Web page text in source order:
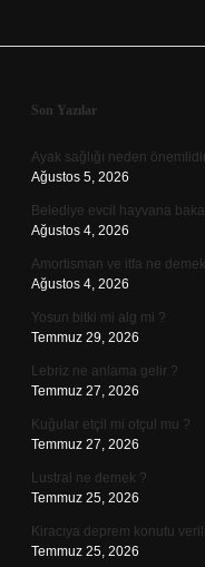
Sidebar
Son Yazılar
Ayak sağlığı neden
Ağustos 5, 2026
Belediye evcil hayvana
Ağustos 4, 2026
Amortisman ve itfa ne
Ağustos 4, 2026
Yosun bitki mi alg mi ?
Temmuz 29, 2026
Lebriz ne anlama gelir ?
Temmuz 27, 2026
Kuğular etçil mi otçul mu ?
Temmuz 27, 2026
Lustral ne demek ?
Temmuz 25, 2026
Kiracıya deprem konutu
Temmuz 25, 2026